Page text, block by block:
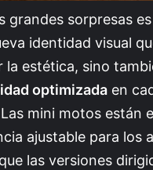
grandes sorpresas
identidad visual
la estética, sino
optimizada en
mini motos están
ajustable para los
las versiones